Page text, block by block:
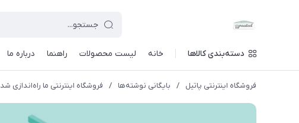
دسته‌بندی کالاها خانه لیست محصولات راهنما درباره ما
فروشگاه اینترنتی پاتیل / بایگانی نوشته‌ها / فروشگاه اینترنتی ما راه‌اندازی شد